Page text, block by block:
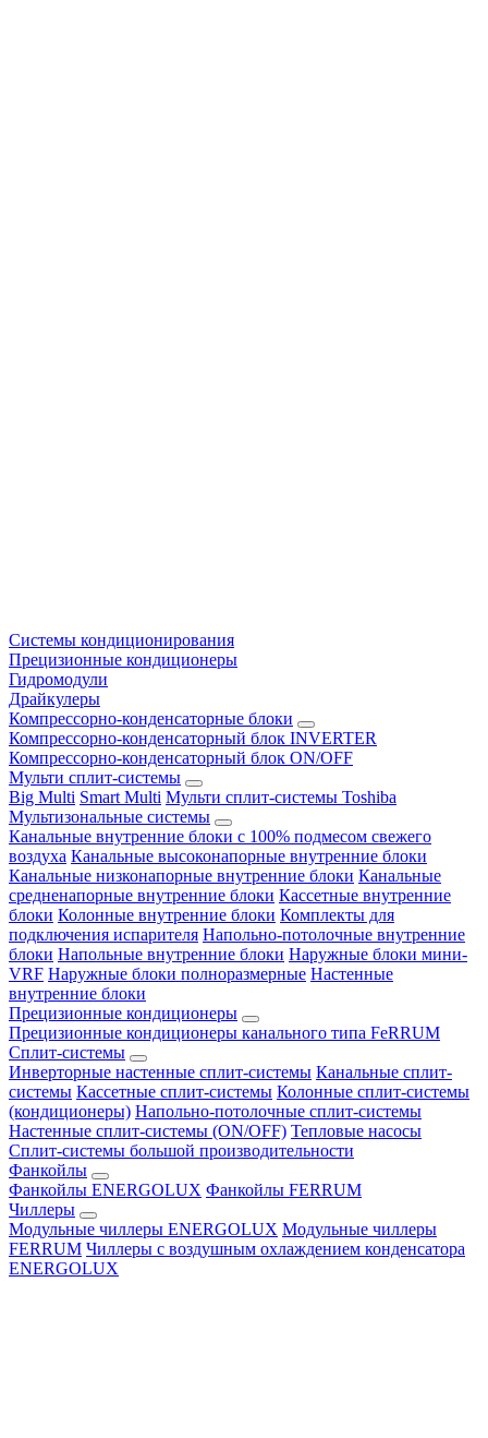
Системы кондиционирования
Прецизионные кондиционеры
Гидромодули
Драйкулеры
Компрессорно-конденсаторные блоки
Компрессорно-конденсаторный блок INVERTER
Компрессорно-конденсаторный блок ON/OFF
Мульти сплит-системы
Big Multi Smart Multi Мульти сплит-системы Toshiba
Мультизональные системы
Канальные внутренние блоки с 100% подмесом свежего
воздуха Канальные высоконапорные внутренние блоки
Канальные низконапорные внутренние блоки Канальные
средненапорные внутренние блоки Кассетные внутренние
блоки Колонные внутренние блоки Комплекты для
подключения испарителя Напольно-потолочные внутренние
блоки Напольные внутренние блоки Наружные блоки мини-
VRF Наружные блоки полноразмерные Настенные
внутренние блоки
Прецизионные кондиционеры
Прецизионные кондиционеры канального типа FeRRUM
Сплит-системы
Инверторные настенные сплит-системы Канальные сплит-
системы Кассетные сплит-системы Колонные сплит-системы
(кондиционеры) Напольно-потолочные сплит-системы
Настенные сплит-системы (ON/OFF) Тепловые насосы
Сплит-системы большой производительности
Фанкойлы
Фанкойлы ENERGOLUX Фанкойлы FERRUM
Чиллеры
Модульные чиллеры ENERGOLUX Модульные чиллеры
FERRUM Чиллеры с воздушным охлаждением конденсатора
ENERGOLUX